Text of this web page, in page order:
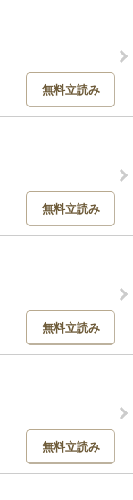
無料立読み
無料立読み
無料立読み
無料立読み